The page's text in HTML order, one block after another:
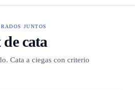
JUNTOS
cata
Cata a ciegas con criterio